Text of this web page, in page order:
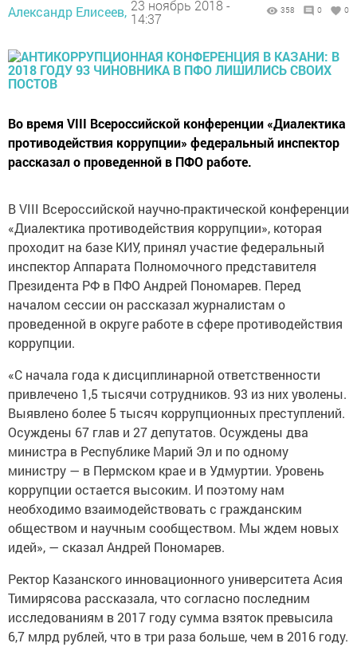
Александр Елисеев, 23 ноябрь 2018 -
14:37
358 0 0
Во время VIII Всероссийской конференции «Диалектика
противодействия коррупции» федеральный инспектор
рассказал о проведенной в ПФО работе.
В VIII Всероссийской научно-практической конференции
«Диалектика противодействия коррупции», которая
проходит на базе КИУ, принял участие федеральный
инспектор Аппарата Полномочного представителя
Президента РФ в ПФО Андрей Пономарев. Перед
началом сессии он рассказал журналистам о
проведенной в округе работе в сфере противодействия
коррупции.
«С начала года к дисциплинарной ответственности
привлечено 1,5 тысячи сотрудников. 93 из них уволены.
Выявлено более 5 тысяч коррупционных преступлений.
Осуждены 67 глав и 27 депутатов. Осуждены два
министра в Республике Марий Эл и по одному
министру — в Пермском крае и в Удмуртии. Уровень
коррупции остается высоким. И поэтому нам
необходимо взаимодействовать с гражданским
обществом и научным сообществом. Мы ждем новых
идей», — сказал Андрей Пономарев.
Ректор Казанского инновационного университета Асия
Тимирясова рассказала, что согласно последним
исследованиям в 2017 году сумма взяток превысила
6,7 млрд рублей, что в три раза больше, чем в 2016 году.